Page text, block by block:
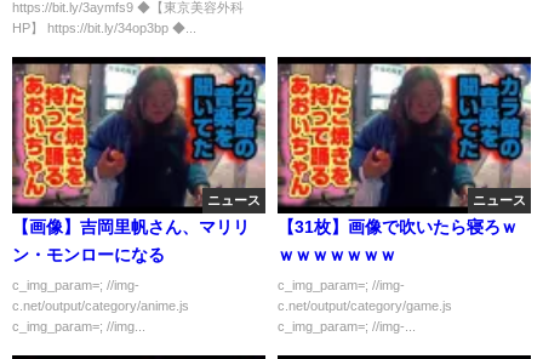
https://bit.ly/3aymfs9 ◆【東京美容外科
HP】 https://bit.ly/34op3bp ◆...
ニュース
【画像】吉岡里帆さん、マリリ
ン・モンローになる
c_img_param=; //img-
c.net/output/category/anime.js
c_img_param=; //img...
ニュース
【31枚】画像で吹いたら寝ろｗ
ｗｗｗｗｗｗｗ
c_img_param=; //img-
c.net/output/category/game.js
c_img_param=; //img-...